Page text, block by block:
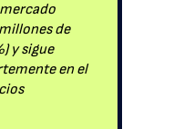
de
y sigue
en el